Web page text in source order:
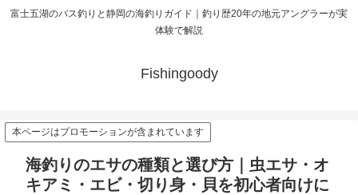
富士五湖のバス釣りと静岡の海釣りガイド｜釣り歴20年の地元アングラーが実
体験で解説
Fishingoody
本ページはプロモーションが含まれています
海釣りのエサの種類と選び方｜虫エサ・オ
キアミ・エビ・切り身・貝を初心者向けに